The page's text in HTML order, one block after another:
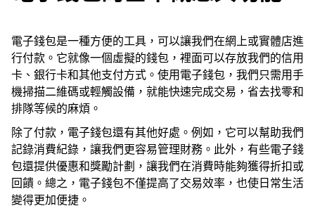
電子錢包是一種方便的工具，可以讓我們在網上或實體店進
行付款。它就像一個虛擬的錢包，裡面可以存放我們的信用
卡、銀行卡和其他支付方式。使用電子錢包，我們只需用手
機掃描二維碼或輕觸設備，就能快速完成交易，省去找零和
排隊等候的麻煩。
除了付款，電子錢包還有其他好處。例如，它可以幫助我們
記錄消費紀錄，讓我們更容易管理財務。此外，有些電子錢
包還提供優惠和獎勵計劃，讓我們在消費時能夠獲得折扣或
回饋。總之，電子錢包不僅提高了交易效率，也使日常生活
變得更加便捷。